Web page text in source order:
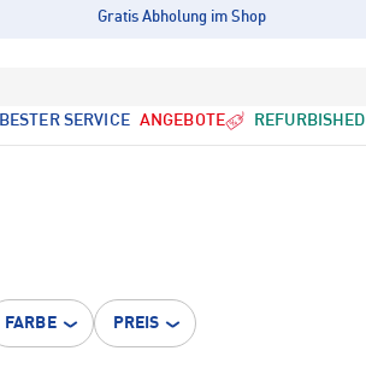
Gratis Abholung im Shop
BESTER SERVICE ANGEBOTE REFURBISHED
FARBE PREIS